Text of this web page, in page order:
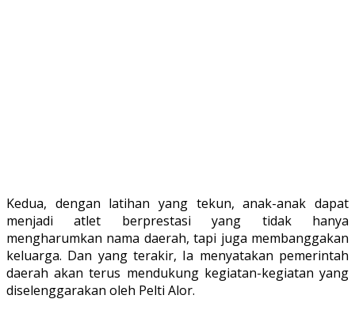
Kedua, dengan latihan yang tekun, anak-anak dapat
menjadi atlet berprestasi yang tidak hanya
mengharumkan nama daerah, tapi juga membanggakan
keluarga. Dan yang terakir, Ia menyatakan pemerintah
daerah akan terus mendukung kegiatan-kegiatan yang
diselenggarakan oleh Pelti Alor.